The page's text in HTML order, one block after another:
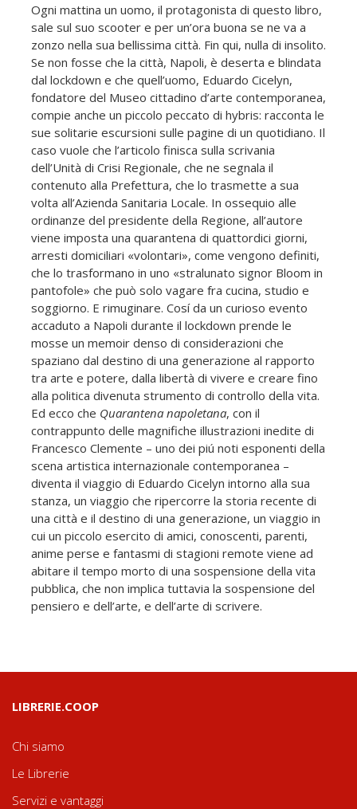
Ogni mattina un uomo, il protagonista di questo libro,
sale sul suo scooter e per un’ora buona se ne va a
zonzo nella sua bellissima città. Fin qui, nulla di insolito.
Se non fosse che la città, Napoli, è deserta e blindata
dal lockdown e che quell’uomo, Eduardo Cicelyn,
fondatore del Museo cittadino d’arte contemporanea,
compie anche un piccolo peccato di hybris: racconta le
sue solitarie escursioni sulle pagine di un quotidiano. Il
caso vuole che l’articolo finisca sulla scrivania
dell’Unità di Crisi Regionale, che ne segnala il
contenuto alla Prefettura, che lo trasmette a sua
volta all’Azienda Sanitaria Locale. In ossequio alle
ordinanze del presidente della Regione, all’autore
viene imposta una quarantena di quattordici giorni,
arresti domiciliari «volontari», come vengono definiti,
che lo trasformano in uno «stralunato signor Bloom in
pantofole» che può solo vagare fra cucina, studio e
soggiorno. E rimuginare. Cosí da un curioso evento
accaduto a Napoli durante il lockdown prende le
mosse un memoir denso di considerazioni che
spaziano dal destino di una generazione al rapporto
tra arte e potere, dalla libertà di vivere e creare fino
alla politica divenuta strumento di controllo della vita.
Ed ecco che Quarantena napoletana, con il
contrappunto delle magnifiche illustrazioni inedite di
Francesco Clemente – uno dei piú noti esponenti della
scena artistica internazionale contemporanea –
diventa il viaggio di Eduardo Cicelyn intorno alla sua
stanza, un viaggio che ripercorre la storia recente di
una città e il destino di una generazione, un viaggio in
cui un piccolo esercito di amici, conoscenti, parenti,
anime perse e fantasmi di stagioni remote viene ad
abitare il tempo morto di una sospensione della vita
pubblica, che non implica tuttavia la sospensione del
pensiero e dell’arte, e dell’arte di scrivere.
LIBRERIE.COOP
Chi siamo
Le Librerie
Servizi e vantaggi